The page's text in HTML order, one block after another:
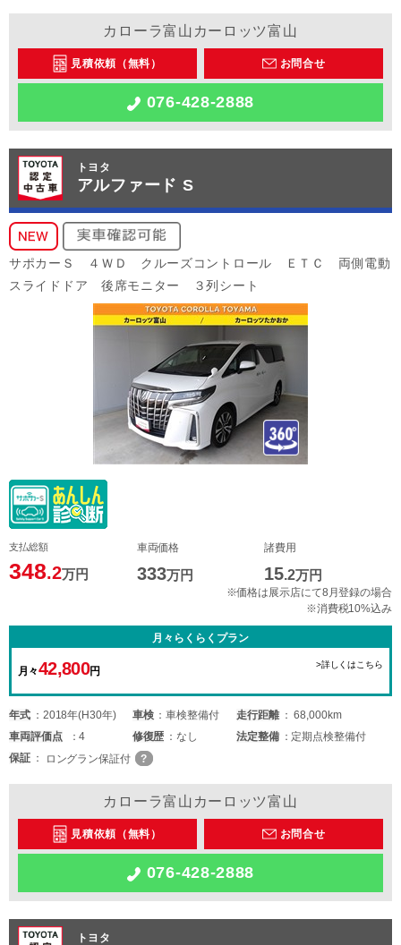
カローラ富山カーロッツ富山
見積依頼（無料） お問合せ
076-428-2888
トヨタ
アルファード S
サポカーＳ ４ＷＤ クルーズコントロール ＥＴＣ 両側電動
スライドドア 後席モニター ３列シート
支払総額
348.2万円
車両価格
333万円
諸費用
15.2万円
※価格は展示店にて8月登録の場合
※消費税10%込み
月々らくらくプラン
月々42,800円
>詳しくはこちら
年式 2018年(H30年) 車検 車検整備付 走行距離
68,000km
車両評価点 4 修復歴 なし 法定整備
定期点検整備付
保証
ロングラン保証付
カローラ富山カーロッツ富山
見積依頼（無料） お問合せ
076-428-2888
トヨタ